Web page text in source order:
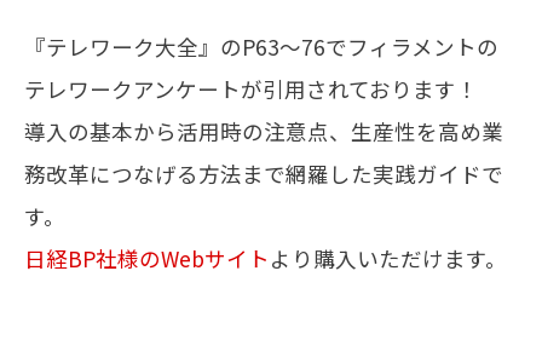
フィラメントについて
メンバー
『テレワーク大全』のP63〜76でフィラメントの
テレワークアンケートが引用されております！
導入の基本から活用時の注意点、生産性を高め業
務改革につなげる方法まで網羅した実践ガイドで
す。
日経BP社様のWebサイト より購入いただけます。